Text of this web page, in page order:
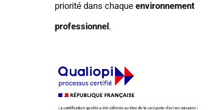
priorité dans chaque environnement
professionnel .